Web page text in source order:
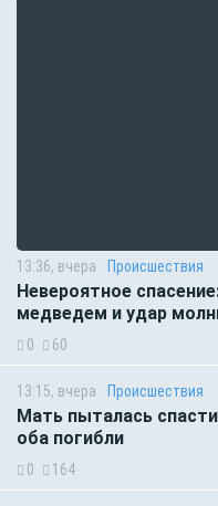
13:36, вчера Происшествия
Невероятное
медведем и удар
0 60
13:15, вчера Происшествия
Мать пыталась
оба погибли
0 164